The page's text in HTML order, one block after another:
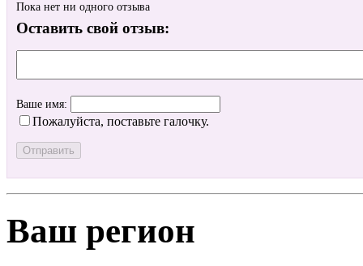
Пока нет ни одного отзыва
Оставить свой отзыв:
Ваше имя:
Пожалуйста, поставьте галочку.
Ваш регион